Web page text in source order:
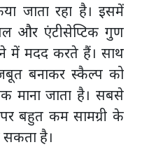
जाता रहा है। इसमें
और एंटीसेप्टिक गुण
में मदद करते हैं। साथ
बनाकर स्कैल्प को
माना जाता है। सबसे
बहुत कम सामग्री के
सकता है।